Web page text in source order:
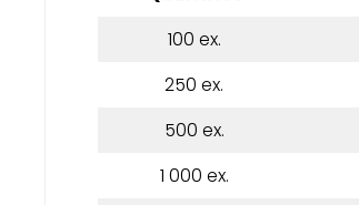
100 ex.
250 ex.
500 ex.
1 000 ex.